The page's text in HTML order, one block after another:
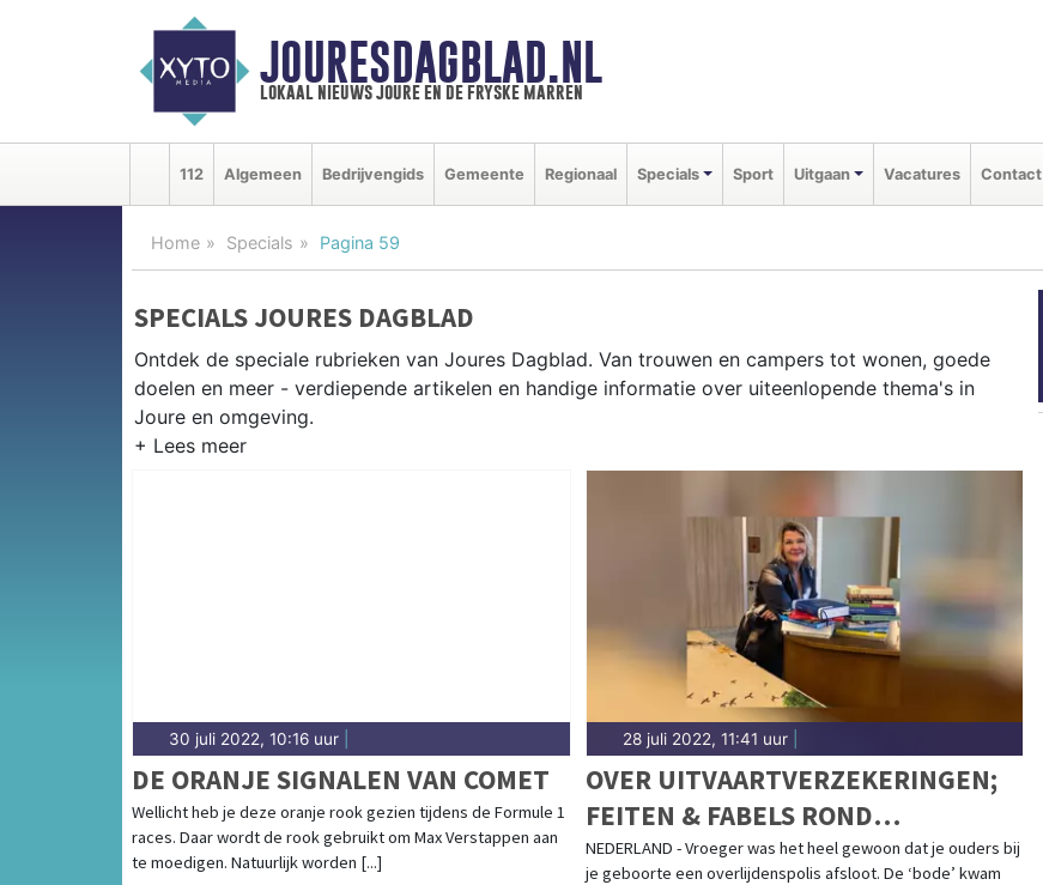
JOURESDAGBLAD.NL
lokaal nieuws joure en de fryske marren
112 Algemeen Bedrijvengids Gemeente Regionaal Specials Sport Uitgaan Vacatures Contact
Home Specials Pagina 59
SPECIALS JOURES DAGBLAD
Ontdek de speciale rubrieken van Joures Dagblad. Van trouwen en campers tot wonen, goede
doelen en meer - verdiepende artikelen en handige informatie over uiteenlopende thema's in
Joure en omgeving.
30 juli 2022, 10:16 uur
DE ORANJE SIGNALEN VAN COMET
Wellicht heb je deze oranje rook gezien tijdens de Formule 1
races. Daar wordt de rook gebruikt om Max Verstappen aan
te moedigen. Natuurlijk worden [...]
28 juli 2022, 11:41 uur|
OVER UITVAARTVERZEKERINGEN;
FEITEN & FABELS ROND
KEUZEVRIJHEID
NEDERLAND - Vroeger was het heel gewoon dat je ouders bij
je geboorte een overlijdenspolis afsloot. De ‘bode’ kwam